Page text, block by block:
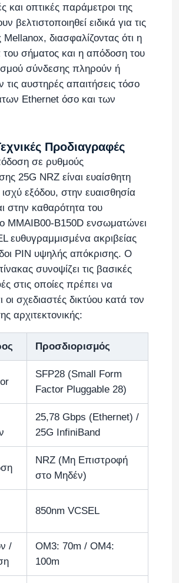
πομποδέκτη
Mellanox
Mellanox
Mellanox
Nvidia
NVIDIA
NVIDIA
δικτύου
πρόσβασης Ruckus
Ruckus
και οπτικές παράμετροι της
βελτιστοποιηθεί ειδικά για τις
διασφαλίζοντας ότι η
του σήματος και η απόδοση του
σύνδεσης πληρούν ή
τις αυστηρές απαιτήσεις τόσο
Ethernet όσο και των
Προδιαγραφές
σε ρυθμούς
25G NRZ είναι ευαίσθητη
εξόδου, στην ευαισθησία
στην καθαρότητα του
MMAIB00-B150D ενσωματώνει
ευθυγραμμισμένα ακριβείας
PIN υψηλής απόκρισης. Ο
συνοψίζει τις βασικές
στις οποίες πρέπει να
οι σχεδιαστές δικτύου κατά τον
αρχιτεκτονικής:
Προσδιορισμός
SFP28 (Small Form
Factor Pluggable 28)
25,78 Gbps (Ethernet) /
25G InfiniBand
NRZ (Μη Επιστροφή
στο Μηδέν)
850nm VCSEL
/
OM3: 70m / OM4:
100m